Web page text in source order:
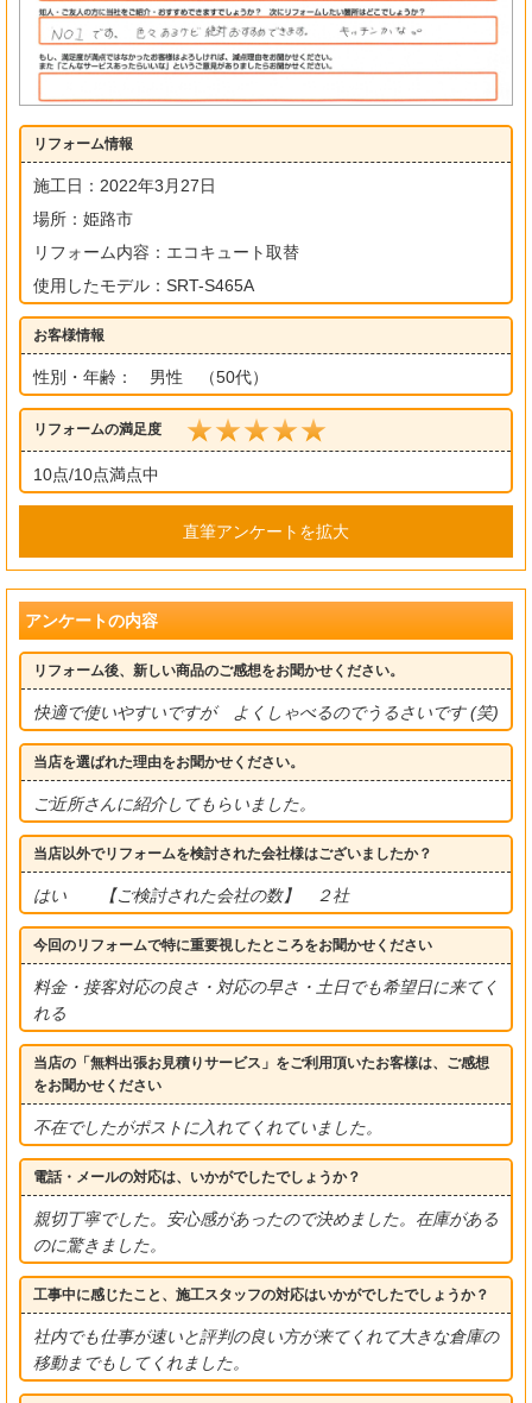
リフォーム情報
施工日：2022年3月27日
場所：姫路市
リフォーム内容：エコキュート取替
使用したモデル：SRT-S465A
お客様情報
性別・年齢： 男性 （50代）
リフォームの満足度
10点/10点満点中
直筆アンケートを拡大
アンケートの内容
リフォーム後、新しい商品のご感想をお聞かせください。
快適で使いやすいですが よくしゃべるのでうるさいです (笑)
当店を選ばれた理由をお聞かせください。
ご近所さんに紹介してもらいました。
当店以外でリフォームを検討された会社様はございましたか？
はい 【ご検討された会社の数】 ２社
今回のリフォームで特に重要視したところをお聞かせください
料金・接客対応の良さ・対応の早さ・土日でも希望日に来てく
れる
当店の「無料出張お見積りサービス」をご利用頂いたお客様は、ご感想
をお聞かせください
不在でしたがポストに入れてくれていました。
電話・メールの対応は、いかがでしたでしょうか？
親切丁寧でした。安心感があったので決めました。在庫がある
のに驚きました。
工事中に感じたこと、施工スタッフの対応はいかがでしたでしょうか？
社内でも仕事が速いと評判の良い方が来てくれて大きな倉庫の
移動までもしてくれました。